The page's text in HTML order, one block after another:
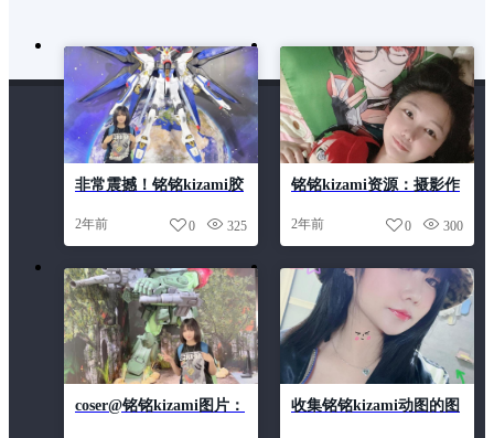
非常震撼！铭铭kizami胶
2年前 325
0
铭铭kizami资源：摄影作
2年前 300
0
coser@铭铭kizami图片：
收集铭铭kizami动图的图